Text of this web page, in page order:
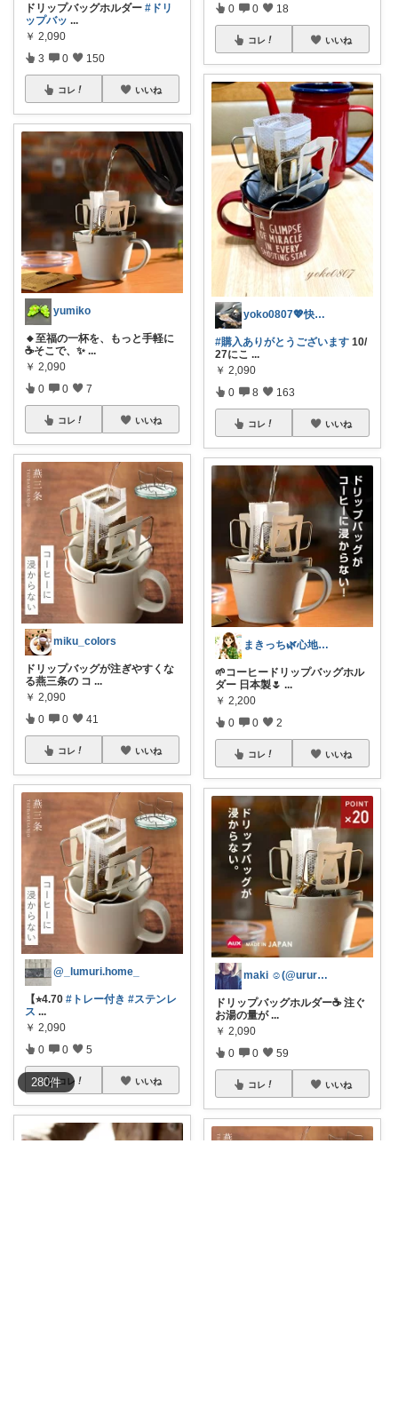
280件
ドリップバッグホルダー #ドリ
ップバッ ...
￥ 2,090
3 0 150
コレ いいね
yumiko
🔸至福の一杯を、もっと手軽に
☕️そこで、✨ ...
￥ 2,090
0 0 7
コレ いいね
miku_colors
ドリップバッグが注ぎやすくな
る燕三条の コ ...
￥ 2,090
0 0 41
コレ いいね
@_lumuri.home_
【⭐︎4.70 #トレー付き #ステンレ
ス ...
￥ 2,090
0 0 5
コレ いいね
0 0 18
コレ いいね
yoko0807💖快適life🕊✨
#購入ありがとうございます 10/
27にこ ...
￥ 2,090
0 8 163
コレ いいね
まきっち🌿心地よい暮らし🌿
🌱コーヒードリップバッグホル
ダー 日本製🌷 ...
￥ 2,200
0 0 2
コレ いいね
maki ☺︎(@ururun_u.u)
ドリップバッグホルダー☕️ 注ぐ
お湯の量が ...
￥ 2,090
0 0 59
コレ いいね